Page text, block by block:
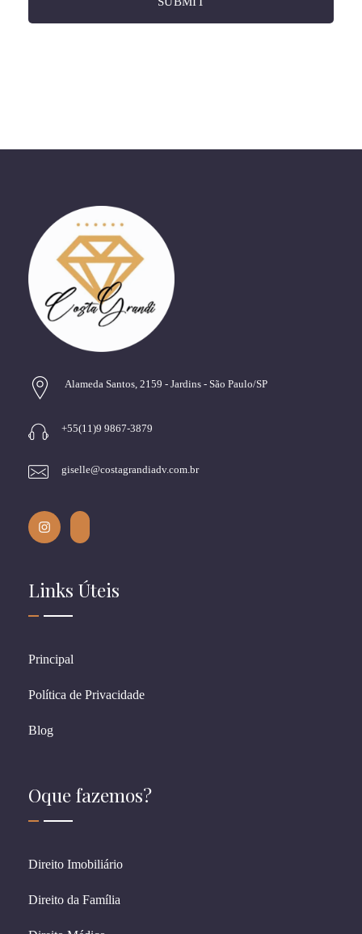
Alameda Santos, 2159 - Jardins - São Paulo/SP
+55(11)9 9867-3879
giselle@costagrandiadv.com.br
Links Úteis
Principal
Política de Privacidade
Blog
Oque fazemos?
Direito Imobiliário
Direito da Família